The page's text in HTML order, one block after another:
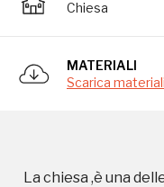
Chiesa
MATERIALI
Scarica materiali
La chiesa ,è una
alcuni capolavori tra